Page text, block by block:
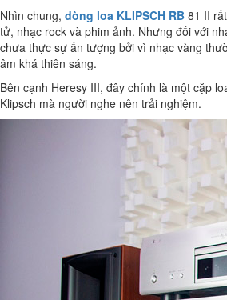
Nhìn chung, dòng loa KLIPSCH RB 81 II
tử, nhạc rock và phim ảnh. Nhưng đối với
chưa thực sự ấn tượng bởi vì nhạc vàng
âm khá thiên sáng.
Bên cạnh Heresy III, đây chính là một cặp
Klipsch mà người nghe nên trải nghiệm.